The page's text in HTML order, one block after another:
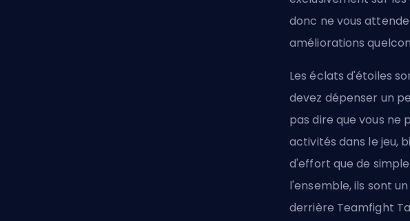
donc ne vous
améliorations
Les éclats d'étoiles
devez dépenser un
pas dire que vous ne
activités dans le jeu,
d'effort que de
l'ensemble, ils sont
derrière Teamfight